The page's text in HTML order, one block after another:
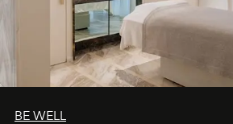
BE WELL